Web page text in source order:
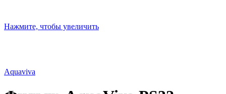
Нажмите, чтобы увеличить
Aquaviva